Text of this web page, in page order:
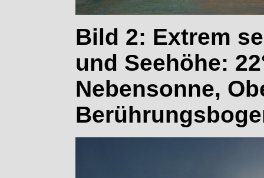
Bild 2: Extrem
und Seehöhe:
Nebensonne,